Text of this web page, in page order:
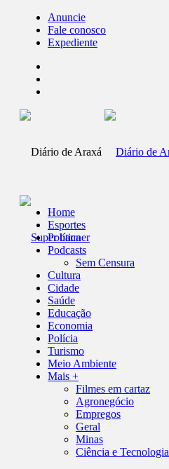
Anuncie
Fale conosco
Expediente
Home
Esportes
Política
Podcasts
Sem Censura
Cultura
Cidade
Saúde
Educação
Economia
Polícia
Turismo
Meio Ambiente
Mais +
Filmes em cartaz
Agronegócio
Empregos
Geral
Minas
Ciência e Tecnologia